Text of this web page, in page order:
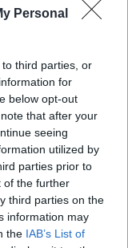
Personal
third parties, or
for
below opt-out
that after your
seeing
utilized by
parties prior to
of the further
third parties on the
information may
the IAB’s List of